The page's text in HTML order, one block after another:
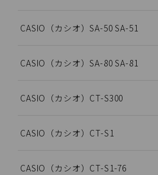
CASIO（カシオ）SA-50 SA-51
CASIO（カシオ）SA-80 SA-81
CASIO（カシオ）CT-S300
CASIO（カシオ）CT-S1
CASIO（カシオ）CT-S1-76